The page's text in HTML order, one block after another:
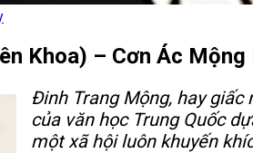
Khoa) – Cơn Ác
Đinh Trang Mộng, hay
của văn học Trung Quốc
một xã hội luôn khuyến